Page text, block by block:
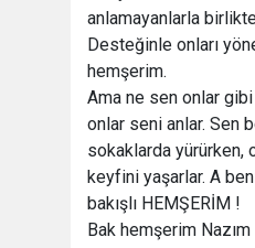
anlamayanlarla
Desteğinle onları
hemşerim.
Ama ne sen onlar
onlar seni anlar. Sen
sokaklarda yürürken,
keyfini yaşarlar. A
bakışlı HEMŞERİM !
Bak hemşerim